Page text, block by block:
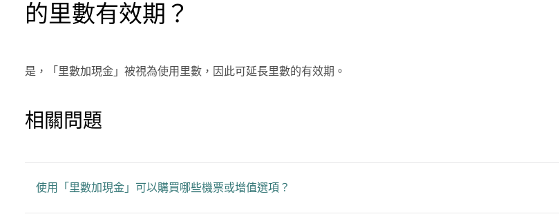
的里數有效期？
是，「里數加現金」被視為使用里數，因此可延長里數的有效期。
相關問題
使用「里數加現金」可以購買哪些機票或增值選項？